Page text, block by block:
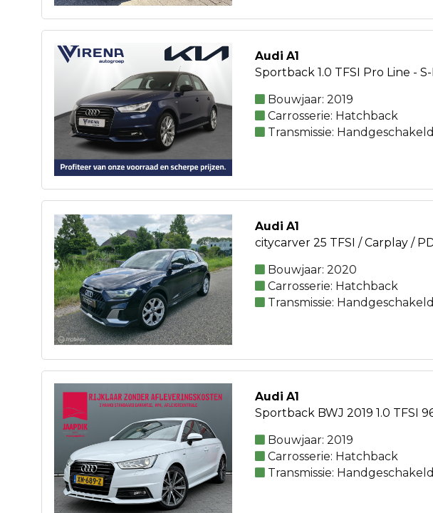
Audi A1
Sportback 1.0 TFSI Pro Line -
Bouwjaar: 2019
Carrosserie: Hatchback
Transmissie: Handgeschakeld
Audi A1
citycarver 25 TFSI / Carplay /
Bouwjaar: 2020
Carrosserie: Hatchback
Transmissie: Handgeschakeld
Audi A1
Sportback BWJ 2019 1.0 TFSI
Bouwjaar: 2019
Carrosserie: Hatchback
Transmissie: Handgeschakeld